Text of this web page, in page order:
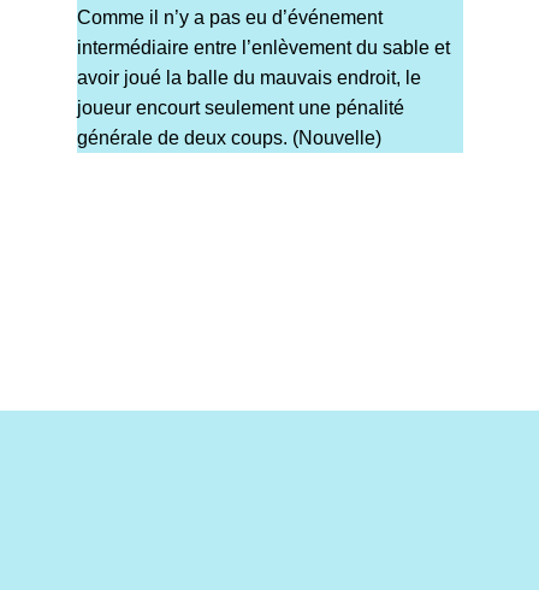
Comme il n’y a pas eu d’événement
intermédiaire entre l’enlèvement du sable et
avoir joué la balle du mauvais endroit, le
joueur encourt seulement une pénalité
générale de deux coups. (Nouvelle)